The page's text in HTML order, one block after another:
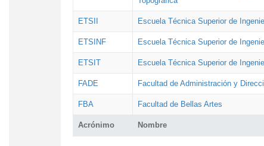
Acrónimo Nombre
ETSII Escuela Técnica Superior de
ETSINF Escuela Técnica Superior de
ETSIT Escuela Técnica Superior de
FADE Facultad de Administración y
FBA Facultad de Bellas Artes